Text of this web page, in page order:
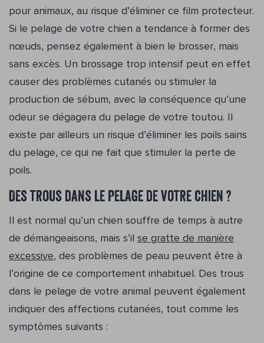
pour animaux, au risque d’éliminer ce film protecteur.
Si le pelage de votre chien a tendance à former des
nœuds, pensez également à bien le brosser, mais
sans excès. Un brossage trop intensif peut en effet
causer des problèmes cutanés ou stimuler la
production de sébum, avec la conséquence qu’une
odeur se dégagera du pelage de votre toutou. Il
existe par ailleurs un risque d’éliminer les poils sains
du pelage, ce qui ne fait que stimuler la perte de
poils.
Des trous dans le pelage de votre chien ?
Il est normal qu’un chien souffre de temps à autre
de démangeaisons, mais s’il se gratte de manière
excessive, des problèmes de peau peuvent être à
l’origine de ce comportement inhabituel. Des trous
dans le pelage de votre animal peuvent également
indiquer des affections cutanées, tout comme les
symptômes suivants :